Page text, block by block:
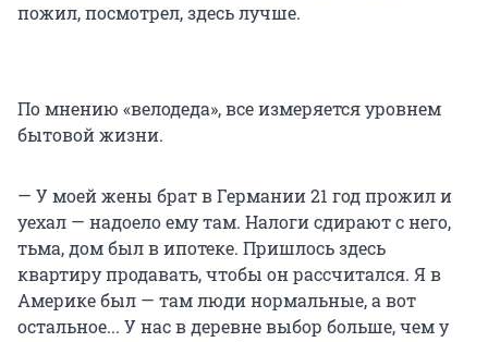
пожил, посмотрел, здесь лучше.
По мнению «велодеда», все измеряется уровнем
бытовой жизни.
— У моей жены брат в Германии 21 год прожил и
уехал — надоело ему там. Налоги сдирают с него,
тьма, дом был в ипотеке. Пришлось здесь
квартиру продавать, чтобы он рассчитался. Я в
Америке был — там люди нормальные, а вот
остальное... У нас в деревне выбор больше, чем у